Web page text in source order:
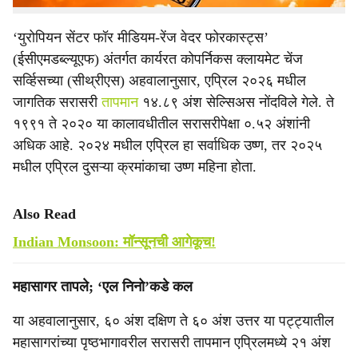
‘युरोपियन सेंटर फॉर मीडियम-रेंज वेदर फोरकास्ट्स’
(ईसीएमडब्ल्यूएफ) अंतर्गत कार्यरत कोपर्निकस क्लायमेट चेंज
सर्व्हिसच्या (सीथ्रीएस) अहवालानुसार, एप्रिल २०२६ मधील
जागतिक सरासरीतापमान१४.८९ अंश सेल्सिअस नोंदविले गेले. ते
१९९१ ते २०२० या कालावधीतील सरासरीपेक्षा ०.५२ अंशांनी
अधिक आहे. २०२४ मधील एप्रिल हा सर्वाधिक उष्ण, तर २०२५
मधील एप्रिल दुसऱ्या क्रमांकाचा उष्ण महिना होता.
Also Read
Indian Monsoon: मॉन्सूनची आगेकूच!
महासागर तापले; ‘एल निनो’कडे कल
या अहवालानुसार, ६० अंश दक्षिण ते ६० अंश उत्तर या पट्ट्यातील
महासागरांच्या पृष्ठभागावरील सरासरी तापमान एप्रिलमध्ये २१ अंश